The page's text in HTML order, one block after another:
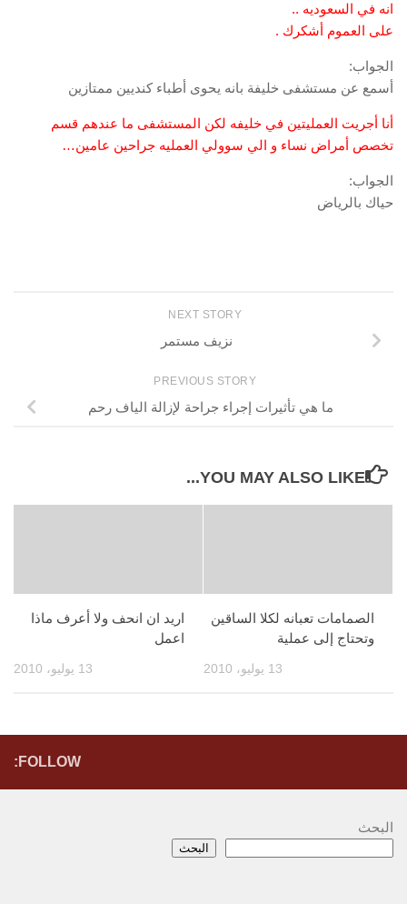
انه في السعوديه ..
على العموم أشكرك .
الجواب:
أسمع عن مستشفى خليفة بانه يحوى أطباء كنديين ممتازين
أنا أجريت العمليتين في خليفه لكن المستشفى ما عندهم قسم
تخصص أمراض نساء و الي سوولي العمليه جراحين عامين…
الجواب:
حياك بالرياض
NEXT STORY
نزيف مستمر
PREVIOUS STORY
ما هي تأثيرات إجراء جراحة لإزالة الياف رحم
YOU MAY ALSO LIKE...
اريد ان انحف ولا أعرف ماذا
اعمل
13 يوليو، 2010
الصمامات تعبانه لكلا الساقين
وتحتاج إلى عملية
13 يوليو، 2010
FOLLOW:
البحث
البحث